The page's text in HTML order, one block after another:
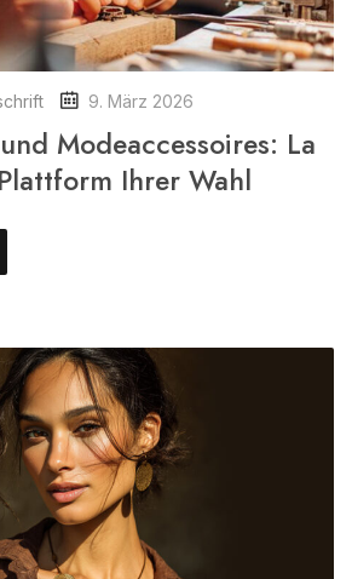
9. März 2026
Modeaccessoires: La
Ihrer Wahl